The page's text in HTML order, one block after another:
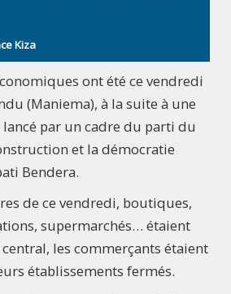
Kiza
ont été ce vendredi
(Maniema), à la suite à une
par un cadre du parti du
et la démocratie
Bendera.
de ce vendredi, boutiques,
supermarchés… étaient
les commerçants étaient
établissements fermés.